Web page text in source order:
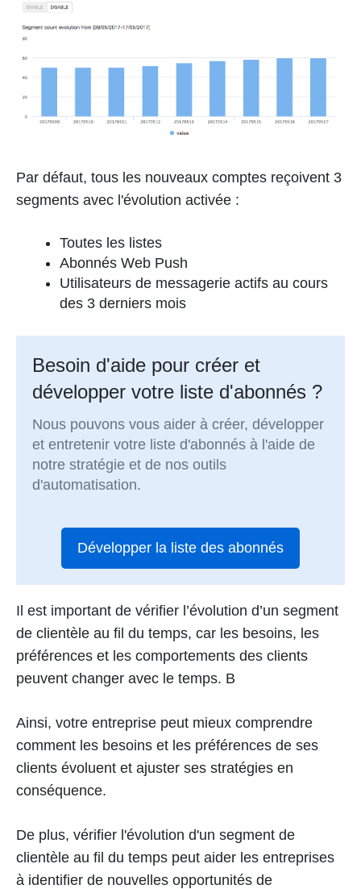
Par défaut, tous les nouveaux comptes reçoivent 3
segments avec l'évolution activée :
Toutes les listes
Abonnés Web Push
Utilisateurs de messagerie actifs au cours
des 3 derniers mois
Besoin d'aide pour créer et
développer votre liste d'abonnés ?
Nous pouvons vous aider à créer, développer
et entretenir votre liste d'abonnés à l'aide de
notre stratégie et de nos outils
d'automatisation.
Développer la liste des abonnés
Il est important de vérifier l’évolution d’un segment
de clientèle au fil du temps, car les besoins, les
préférences et les comportements des clients
peuvent changer avec le temps. B
Ainsi, votre entreprise peut mieux comprendre
comment les besoins et les préférences de ses
clients évoluent et ajuster ses stratégies en
conséquence.
De plus, vérifier l'évolution d'un segment de
clientèle au fil du temps peut aider les entreprises
à identifier de nouvelles opportunités de